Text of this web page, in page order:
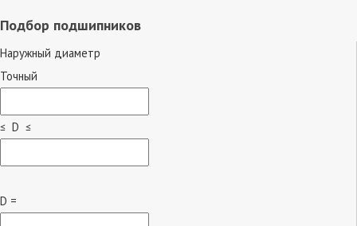
Подбор подшипников
Наружный диаметр
Точный
≤ D ≤
D =